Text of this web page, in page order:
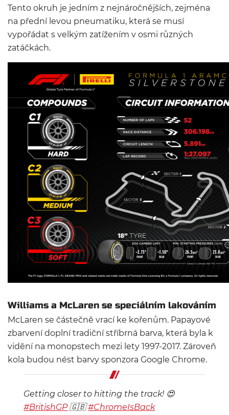
Tento okruh je jedním z nejnáročnějších, zejména
na přední levou pneumatiku, která se musí
vypořádat s velkým zatížením v osmi různých
zatáčkách.
Williams a McLaren se speciálním lakováním
McLaren se částečně vrací ke kořenům. Papayové
zbarvení doplní tradiční stříbrná barva, která byla k
vidění na monopstech mezi lety 1997-2017. Zároveň
kola budou nést barvy sponzora Google Chrome.
Getting closer to hitting the track! 😍
#BritishGP🇬🇧#ChromeIsBack